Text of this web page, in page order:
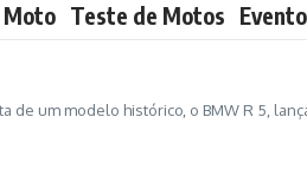
Moto Teste de Motos
de um modelo histórico, o BMW R 5,